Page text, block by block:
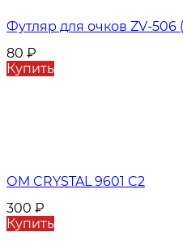
Футляр для очков ZV-506
80 ₽
Купить
ОМ CRYSTAL 9601 C2
300 ₽
Купить